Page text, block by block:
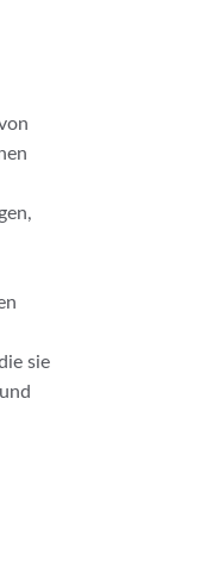
sie